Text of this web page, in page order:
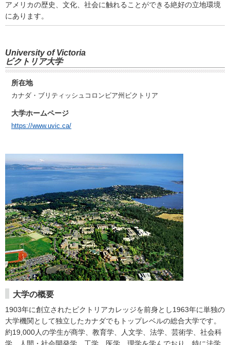
アメリカの歴史、文化、社会に触れることができる絶好の立地環境
にあります。
University of Victoria
ビクトリア大学
所在地
カナダ・ブリティッシュコロンビア州ビクトリア
大学ホームページ
https://www.uvic.ca/
大学の概要
1903年に創立されたビクトリアカレッジを前身とし1963年に単独の
大学機関として独立したカナダでもトップレベルの総合大学です。
約19,000人の学生が商学、教育学、人文学、法学、芸術学、社会科